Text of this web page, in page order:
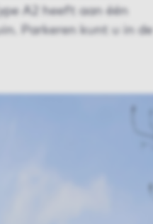
A2 heeft aan één
Parkeren kunt u in de